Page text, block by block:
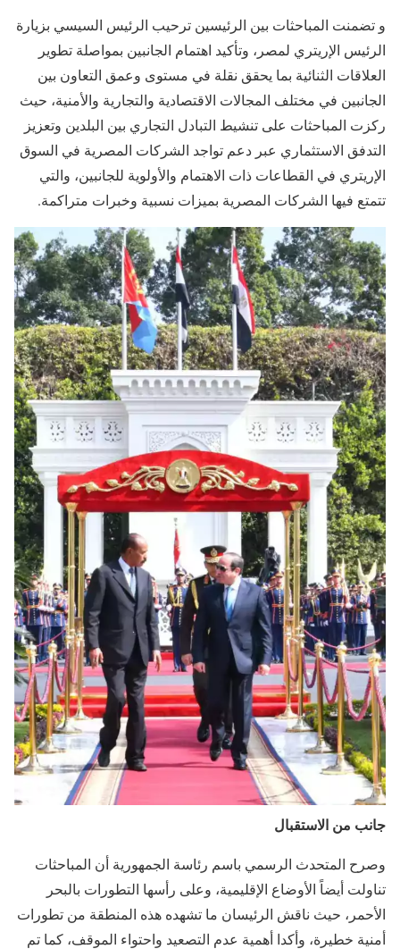
و تضمنت المباحثات بين الرئيسين ترحيب الرئيس السيسي بزيارة
الرئيس الإريتري لمصر، وتأكيد اهتمام الجانبين بمواصلة تطوير
العلاقات الثنائية بما يحقق نقلة في مستوى وعمق التعاون بين
الجانبين في مختلف المجالات الاقتصادية والتجارية والأمنية، حيث
ركزت المباحثات على تنشيط التبادل التجاري بين البلدين وتعزيز
التدفق الاستثماري عبر دعم تواجد الشركات المصرية في السوق
الإريتري في القطاعات ذات الاهتمام والأولوية للجانبين، والتي
تتمتع فيها الشركات المصرية بميزات نسبية وخبرات متراكمة.
جانب من الاستقبال
وصرح المتحدث الرسمي باسم رئاسة الجمهورية أن المباحثات
تناولت أيضاً الأوضاع الإقليمية، وعلى رأسها التطورات بالبحر
الأحمر، حيث ناقش الرئيسان ما تشهده هذه المنطقة من تطورات
أمنية خطيرة، وأكدا أهمية عدم التصعيد واحتواء الموقف، كما تم